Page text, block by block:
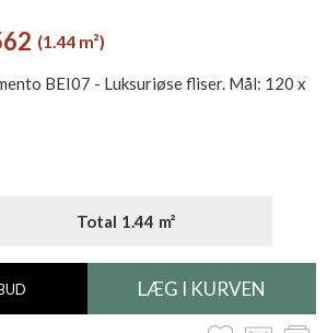
(1.44 m²)
BEI07 - Luksuriøse fliser. Mål: 120 x
Total 1.44 m²